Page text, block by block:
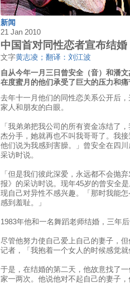
新闻
21 Jan 2010
中国首对同性恋者宣布结婚
文字黄志凌；翻译：刘江波
自从今年一月三日曾安全（音）和潘
在度蜜月的他们承受了巨大的压力和痛
去年十一月他们的同性恋关系公开后
家人和朋友的白眼。
「我弟弟把我公司的所有资金冻结了
杰分手，她就再也不叫我哥哥了。我
他们说为我感到害臊。」曾安全在四
采访时说。
「但是我们彼此深爱，永远都不会抛
报》的采访时说。现年45岁的曾安全
现自己对异性不感兴趣。「那时我能
感到羞耻。」
1983年他和一名舞蹈老师结婚，三年
尽管他努力使自己爱上自己的妻子，
记者，「我抱着一个女人的时候感觉
于是，在结婚的第二天，他故意找了
家一两次。他说他对不起自己的妻子